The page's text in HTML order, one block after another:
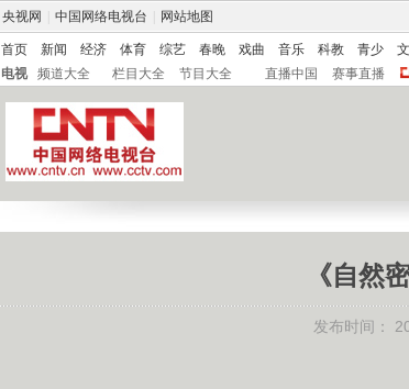
央视网 中国网络电视台 网站地图
首页 新闻 经济 体育 综艺 春晚 戏曲 音乐 科教 青少
电视
频道大全 栏目大全 节目大全 直播中国 赛事直播
《自然
发布时间：